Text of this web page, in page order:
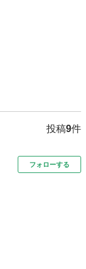
投稿9件
フォローする